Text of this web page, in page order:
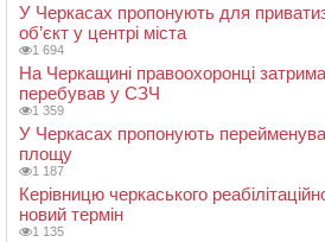
У Черкасах пропонують для
об’єкт у центрі міста
1 694
На Черкащині правоохоронці
перебував у СЗЧ
1 359
У Черкасах пропонують
площу
1 187
Керівницю черкаського
новий термін
1 135